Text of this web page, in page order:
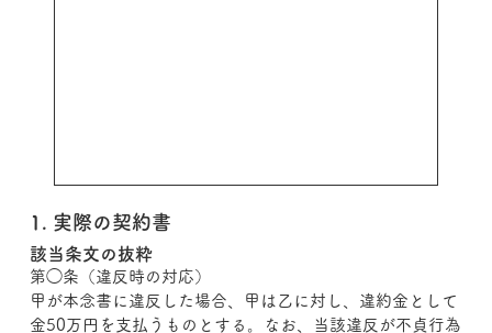
1. 実際の契約書
該当条文の抜粋
第◯条（違反時の対応）
甲が本念書に違反した場合、甲は乙に対し、違約金として
金50万円を支払うものとする。なお、当該違反が不貞行為